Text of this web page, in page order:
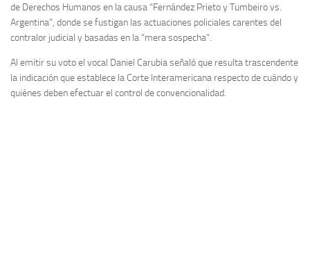
de Derechos Humanos en la causa “Fernández Prieto y Tumbeiro vs.
Argentina”, donde se fustigan las actuaciones policiales carentes del
contralor judicial y basadas en la “mera sospecha”.
Al emitir su voto el vocal Daniel Carubia señaló que resulta trascendente
la indicación que establece la Corte Interamericana respecto de cuándo y
quiénes deben efectuar el control de convencionalidad.